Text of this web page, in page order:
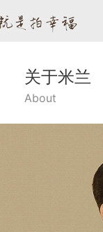
关于米兰
About